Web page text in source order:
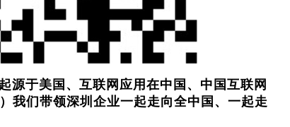
源于美国、互联网应用在中国、中国互联网
我们带领深圳企业一起走向全中国、一起走